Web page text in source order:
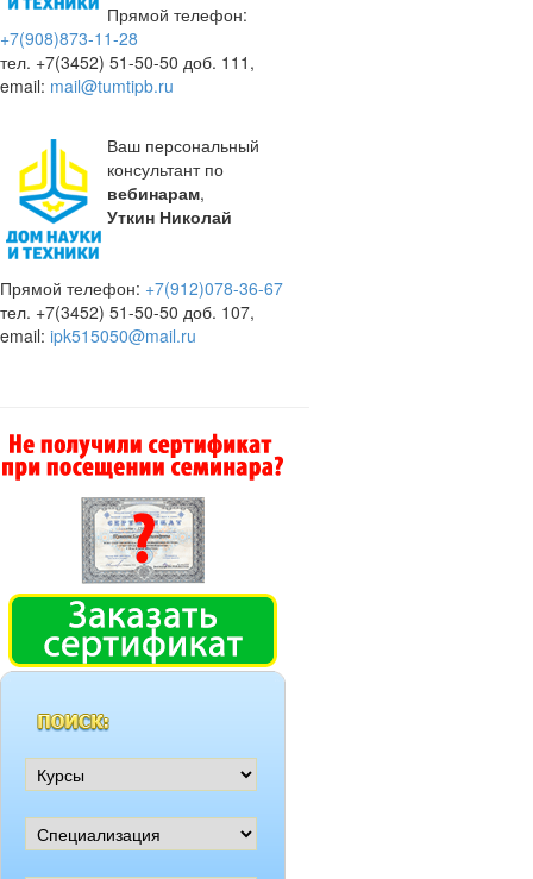
Прямой телефон:
+7(908)873-11-28
тел. +7(3452) 51-50-50 доб. 111,
email: mail@tumtipb.ru
Ваш персональный
консультант по
вебинарам,
Уткин Николай
Прямой телефон: +7(912)078-36-67
тел. +7(3452) 51-50-50 доб. 107,
email: ipk515050@mail.ru